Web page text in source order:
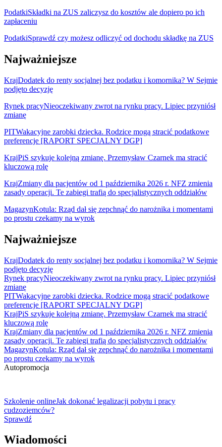
PodatkiSkładki na ZUS zaliczysz do kosztów ale dopiero po ich
zapłaceniu
PodatkiSprawdź czy możesz odliczyć od dochodu składkę na ZUS
Najważniejsze
KrajDodatek do renty socjalnej bez podatku i komornika? W Sejmie
podjęto decyzję
Rynek pracyNieoczekiwany zwrot na rynku pracy. Lipiec przyniósł
zmianę
PITWakacyjne zarobki dziecka. Rodzice mogą stracić podatkowe
preferencje [RAPORT SPECJALNY DGP]
KrajPiS szykuje kolejną zmianę. Przemysław Czarnek ma stracić
kluczową rolę
KrajZmiany dla pacjentów od 1 października 2026 r. NFZ zmienia
zasady operacji. Te zabiegi trafią do specjalistycznych oddziałów
MagazynKotula: Rząd dał się zepchnąć do narożnika i momentami
po prostu czekamy na wyrok
Najważniejsze
KrajDodatek do renty socjalnej bez podatku i komornika? W Sejmie
podjęto decyzję
Rynek pracyNieoczekiwany zwrot na rynku pracy. Lipiec przyniósł
zmianę
PITWakacyjne zarobki dziecka. Rodzice mogą stracić podatkowe
preferencje [RAPORT SPECJALNY DGP]
KrajPiS szykuje kolejną zmianę. Przemysław Czarnek ma stracić
kluczową rolę
KrajZmiany dla pacjentów od 1 października 2026 r. NFZ zmienia
zasady operacji. Te zabiegi trafią do specjalistycznych oddziałów
MagazynKotula: Rząd dał się zepchnąć do narożnika i momentami
po prostu czekamy na wyrok
Autopromocja
Szkolenie onlineJak dokonać legalizacji pobytu i pracy
cudzoziemców?
Sprawdź
Wiadomości